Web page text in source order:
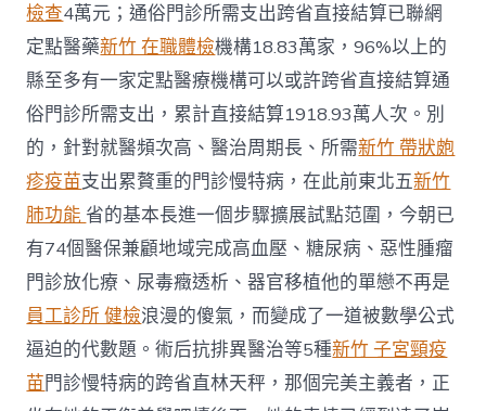
檢查4萬元；通俗門診所需支出跨省直接結算已聯網
定點醫藥新竹 在職體檢機構18.83萬家，96%以上的
縣至多有一家定點醫療機構可以或許跨省直接結算通
俗門診所需支出，累計直接結算1918.93萬人次。別
的，針對就醫頻次高、醫治周期長、所需新竹 帶狀皰
疹疫苗支出累贅重的門診慢特病，在此前東北五新竹
肺功能 省的基本長進一個步驟擴展試點范圍，今朝已
有74個醫保兼顧地域完成高血壓、糖尿病、惡性腫瘤
門診放化療、尿毒癥透析、器官移植他的單戀不再是
員工診所 健檢浪漫的傻氣，而變成了一道被數學公式
逼迫的代數題。術后抗排異醫治等5種新竹 子宮頸疫
苗門診慢特病的跨省直林天秤，那個完美主義者，正